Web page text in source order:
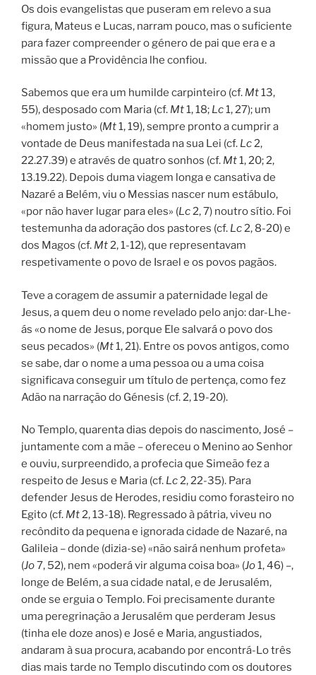
Os dois evangelistas que puseram em relevo a sua
figura, Mateus e Lucas, narram pouco, mas o suficiente
para fazer compreender o género de pai que era e a
missão que a Providência lhe confiou.
Sabemos que era um humilde carpinteiro (cf. Mt13,
55), desposado com Maria (cf. Mt1, 18; Lc1, 27); um
«homem justo» (Mt1, 19), sempre pronto a cumprir a
vontade de Deus manifestada na sua Lei (cf. Lc2,
22.27.39) e através de quatro sonhos (cf. Mt1, 20; 2,
13.19.22). Depois duma viagem longa e cansativa de
Nazaré a Belém, viu o Messias nascer num estábulo,
«por não haver lugar para eles» (Lc2, 7) noutro sítio. Foi
testemunha da adoração dos pastores (cf. Lc2, 8-20) e
dos Magos (cf. Mt2, 1-12), que representavam
respetivamente o povo de Israel e os povos pagãos.
Teve a coragem de assumir a paternidade legal de
Jesus, a quem deu o nome revelado pelo anjo: dar-Lhe-
ás «o nome de Jesus, porque Ele salvará o povo dos
seus pecados» (Mt1, 21). Entre os povos antigos, como
se sabe, dar o nome a uma pessoa ou a uma coisa
significava conseguir um título de pertença, como fez
Adão na narração do Génesis (cf. 2, 19-20).
No Templo, quarenta dias depois do nascimento, José –
juntamente com a mãe – ofereceu o Menino ao Senhor
e ouviu, surpreendido, a profecia que Simeão fez a
respeito de Jesus e Maria (cf. Lc2, 22-35). Para
defender Jesus de Herodes, residiu como forasteiro no
Egito (cf. Mt2, 13-18). Regressado à pátria, viveu no
recôndito da pequena e ignorada cidade de Nazaré, na
Galileia – donde (dizia-se) «não sairá nenhum profeta»
(Jo7, 52), nem «poderá vir alguma coisa boa» (Jo1, 46) –,
longe de Belém, a sua cidade natal, e de Jerusalém,
onde se erguia o Templo. Foi precisamente durante
uma peregrinação a Jerusalém que perderam Jesus
(tinha ele doze anos) e José e Maria, angustiados,
andaram à sua procura, acabando por encontrá-Lo três
dias mais tarde no Templo discutindo com os doutores